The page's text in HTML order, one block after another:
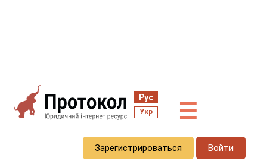
Рус
Укр ☰
Зарегистрироваться Войти